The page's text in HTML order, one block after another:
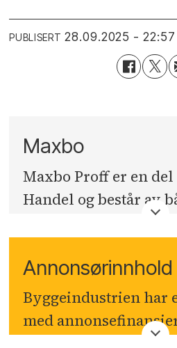
PUBLISERT 28.09.2025 - 22:57
Maxbo
Maxbo Proff er en
Handel og består av
profesjonelle
løsninger, tjenester
Våre kunder strekker
entreprenører til
Byggeindustrien har
med